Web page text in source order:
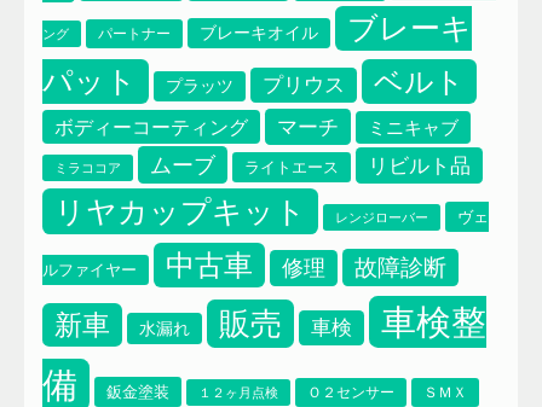
ング パートナー ブレーキオイル
ブレーキ
パット
プラッツ プリウス ベルト
ボディーコーティング マーチ ミニキャブ
ミラココア ムーブ ライトエース リビルト品
リヤカップキット レンジローバー ヴェ
ルファイヤー 中古車 修理 故障診断
新車 水漏れ 販売 車検
車検整
備
鈑金塗装 １２ヶ月点検 Ｏ２センサー ＳＭＸ